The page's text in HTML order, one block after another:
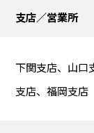
支店／営業所
下関支店、山口
支店、福岡支店